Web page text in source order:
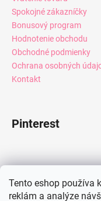
Tento eshop používa
reklám a analýze
Spokojné zákazníčky
Bonusový program
Hodnotenie obchodu
Obchodné podmienky
Ochrana osobných
Kontakt
Pinterest